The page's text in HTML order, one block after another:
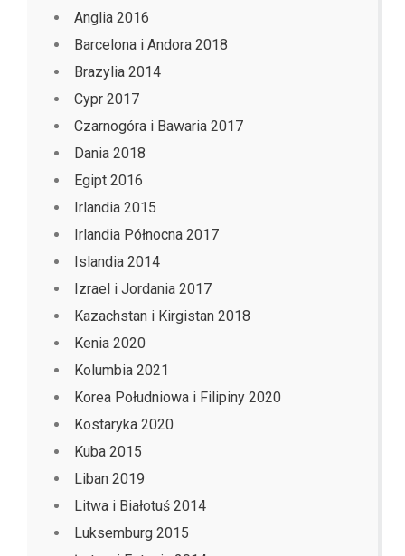
Anglia 2016
Barcelona i Andora 2018
Brazylia 2014
Cypr 2017
Czarnogóra i Bawaria 2017
Dania 2018
Egipt 2016
Irlandia 2015
Irlandia Północna 2017
Islandia 2014
Izrael i Jordania 2017
Kazachstan i Kirgistan 2018
Kenia 2020
Kolumbia 2021
Korea Południowa i Filipiny 2020
Kostaryka 2020
Kuba 2015
Liban 2019
Litwa i Białotuś 2014
Luksemburg 2015